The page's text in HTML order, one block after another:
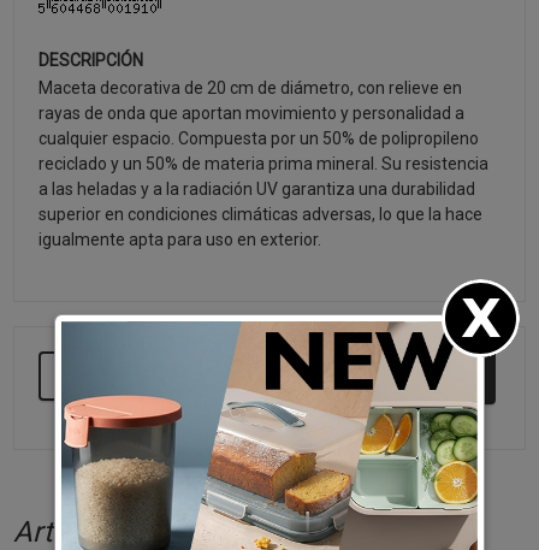
DESCRIPCIÓN
Maceta decorativa de 20 cm de diámetro, con relieve en
rayas de onda que aportan movimiento y personalidad a
cualquier espacio. Compuesta por un 50% de polipropileno
reciclado y un 50% de materia prima mineral. Su resistencia
a las heladas y a la radiación UV garantiza una durabilidad
superior en condiciones climáticas adversas, lo que la hace
igualmente apta para uso en exterior.
SEGUIR COMPRANDO
Artículos relacionados